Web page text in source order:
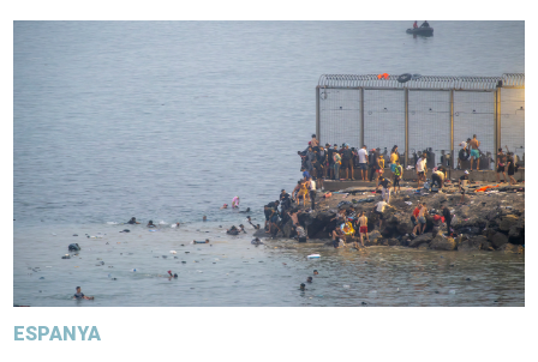
ESPANYA